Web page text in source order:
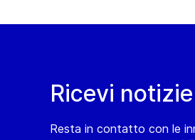
Ricevi
Resta in contatto con le